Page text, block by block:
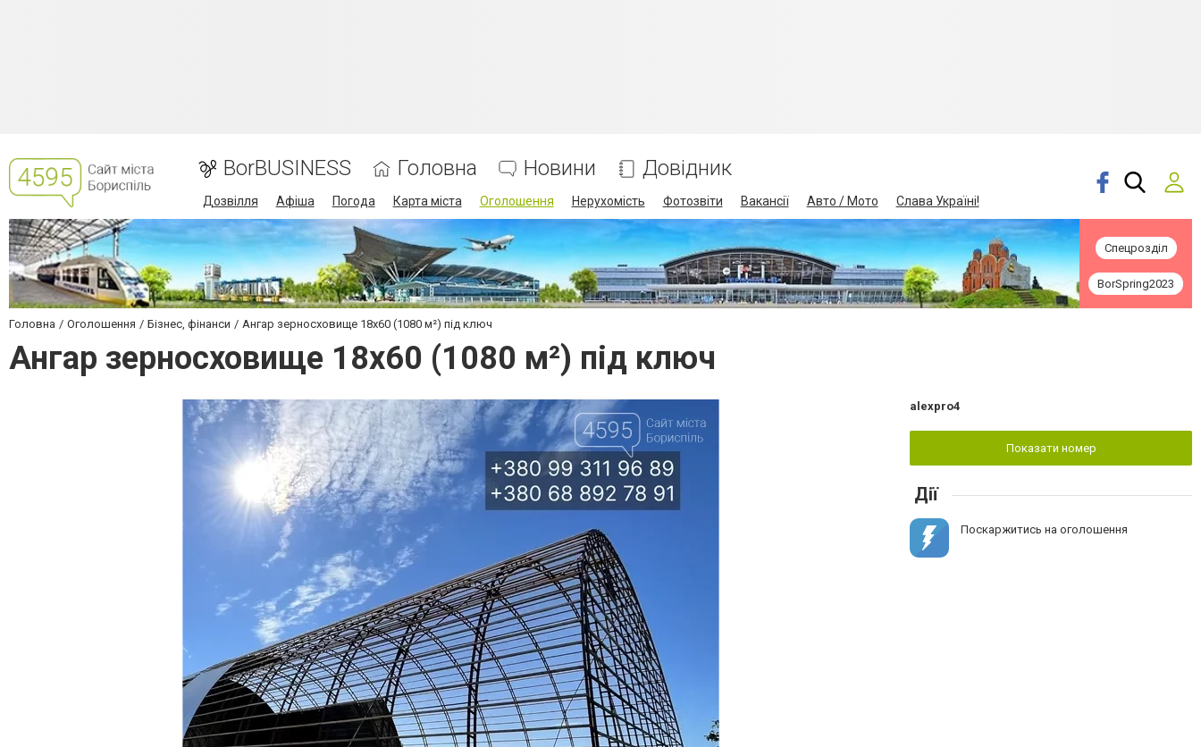
BorBUSINESS Головна Новини Довідник
Дозвілля Афіша Погода Карта міста Оголошення Нерухомість Фотозвіти Вакансії Авто / Мото Слава Україні!
Спецрозділ
BorSpring2023
Головна Оголошення Бізнес, фінанси Ангар зерносховище 18х60 (1080 м²) під ключ
Ангар зерносховище 18х60 (1080 м²) під ключ
alexpro4
Показати номер
Дії
Поскаржитись на оголошення